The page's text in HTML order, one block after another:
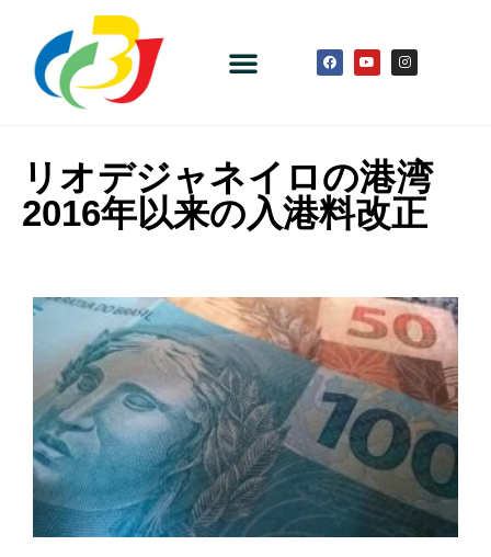
リオデジャネイロの港湾
2016年以来の入港料改正